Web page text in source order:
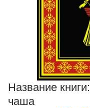
Название книги:
чаша